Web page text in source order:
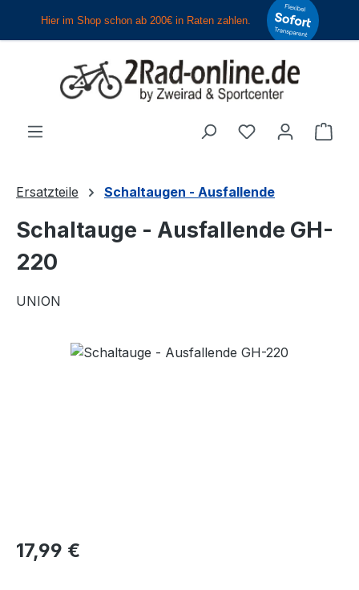
Zum Hauptinhalt springen
Du hast 0
Ersatzteile Schaltaugen - Ausfallende
Schaltauge - Ausfallende GH-
220
UNION
Regulärer Preis:
17,99 €